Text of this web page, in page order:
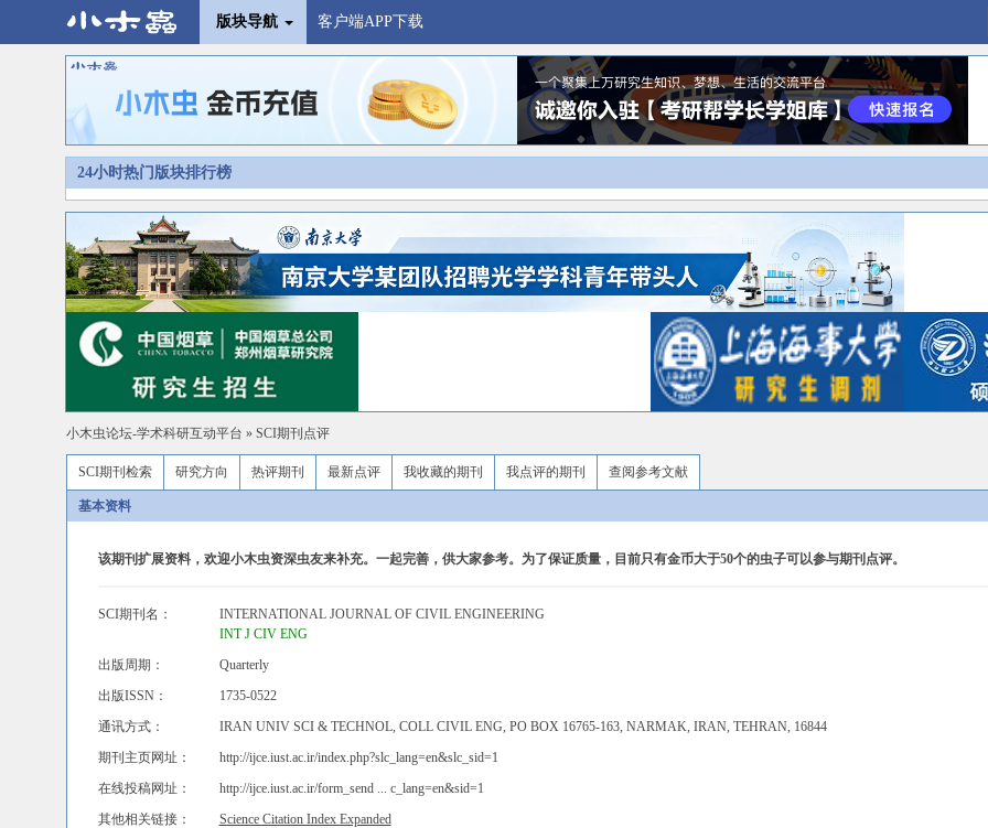
版块导航 客户端APP下载
24小时热门版块排行榜
小木虫论坛-学术科研互动平台 » SCI期刊点评
SCI期刊检索 研究方向 热评期刊 最新点评 我收藏的期刊 我点评的期刊 查阅参考文献
基本资料
该期刊扩展资料，欢迎小木虫资深虫友来补充。一起完善，供大家参考。为了保证质量，目前只有金币大于50个的虫子可以参与期刊点评。
SCI期刊名：
INTERNATIONAL JOURNAL OF CIVIL ENGINEERING
INT J CIV ENG
出版周期：
Quarterly
出版ISSN：
1735-0522
通讯方式：
IRAN UNIV SCI & TECHNOL, COLL CIVIL ENG, PO BOX 16765-163, NARMAK, IRAN, TEHRAN, 16844
期刊主页网址：
http://ijce.iust.ac.ir/index.php?slc_lang=en&slc_sid=1
在线投稿网址：
http://ijce.iust.ac.ir/form_send ... c_lang=en&sid=1
其他相关链接：
Science Citation Index Expanded